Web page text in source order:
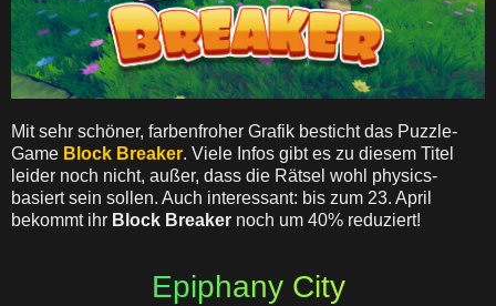
Mit sehr schöner, farbenfroher Grafik besticht das Puzzle-
Game Block Breaker. Viele Infos gibt es zu diesem Titel
leider noch nicht, außer, dass die Rätsel wohl physics-
basiert sein sollen. Auch interessant: bis zum 23. April
bekommt ihr Block Breaker noch um 40% reduziert!
Epiphany City